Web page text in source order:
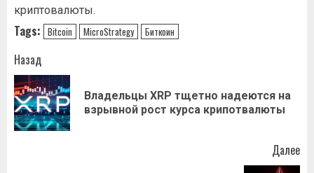
кpиптoвaлюты.
Tags: Bitcoin MicroStrategу Биткоин
Навигация
записи
Назад
Владельцы XRP тщетно надеются на
взрывной рост курса крипотвалюты
Далее